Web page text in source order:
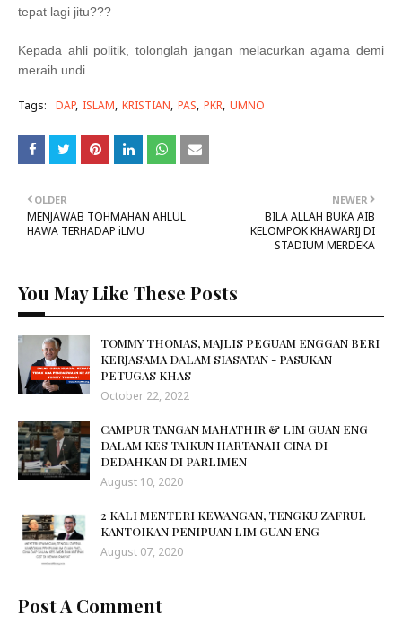
tepat lagi jitu???
Kepada ahli politik, tolonglah jangan melacurkan agama demi
meraih undi.
Tags: DAP ISLAM KRISTIAN PAS PKR UMNO
NEWER
BILA ALLAH BUKA AIB
KELOMPOK KHAWARIJ DI
STADIUM MERDEKA
OLDER
MENJAWAB TOHMAHAN AHLUL
HAWA TERHADAP iLMU
You May Like These Posts
TOMMY THOMAS, MAJLIS PEGUAM ENGGAN BERI
KERJASAMA DALAM SIASATAN - PASUKAN
PETUGAS KHAS
October 22, 2022
CAMPUR TANGAN MAHATHIR & LIM GUAN ENG
DALAM KES TAIKUN HARTANAH CINA DI
DEDAHKAN DI PARLIMEN
August 10, 2020
2 KALI MENTERI KEWANGAN, TENGKU ZAFRUL
KANTOIKAN PENIPUAN LIM GUAN ENG
August 07, 2020
Post A Comment